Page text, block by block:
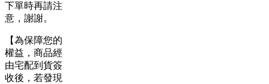
下單時再請注
意，謝謝。
【為保障您的
權益，商品經
由宅配到貨簽
收後，若發現